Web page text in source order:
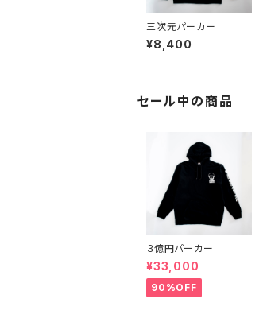
三次元パーカー
¥8,400
セール中の商品
３億円パーカー
¥33,000
90%OFF